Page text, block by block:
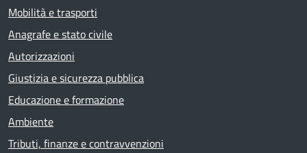
Mobilità e trasporti
Anagrafe e stato civile
Autorizzazioni
Giustizia e sicurezza pubblica
Educazione e formazione
Ambiente
Tributi, finanze e contravvenzioni